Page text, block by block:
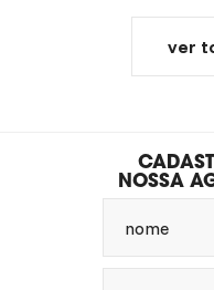
ver
NOSSA
nome